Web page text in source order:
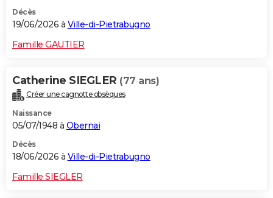
Décès
19/06/2026 à Ville-di-Pietrabugno
Famille GAUTIER
Catherine SIEGLER (77 ans)
Créer une cagnotte obsèques
Naissance
05/07/1948 à Obernai
Décès
18/06/2026 à Ville-di-Pietrabugno
Famille SIEGLER